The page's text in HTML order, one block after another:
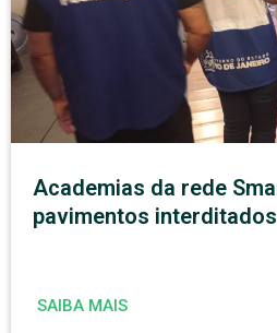
Academias da rede
pavimentos
SAIBA MAIS